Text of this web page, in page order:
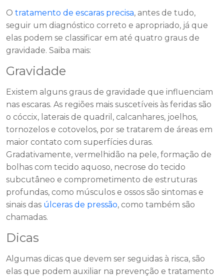
O tratamento de escaras precisa, antes de tudo,
seguir um diagnóstico correto e apropriado, já que
elas podem se classificar em até quatro graus de
gravidade. Saiba mais:
Gravidade
Existem alguns graus de gravidade que influenciam
nas escaras. As regiões mais suscetíveis às feridas são
o cóccix, laterais de quadril, calcanhares, joelhos,
tornozelos e cotovelos, por se tratarem de áreas em
maior contato com superfícies duras.
Gradativamente, vermelhidão na pele, formação de
bolhas com tecido aquoso, necrose do tecido
subcutâneo e comprometimento de estruturas
profundas, como músculos e ossos são sintomas e
sinais das úlceras de pressão, como também são
chamadas.
Dicas
Algumas dicas que devem ser seguidas à risca, são
elas que podem auxiliar na prevenção e tratamento